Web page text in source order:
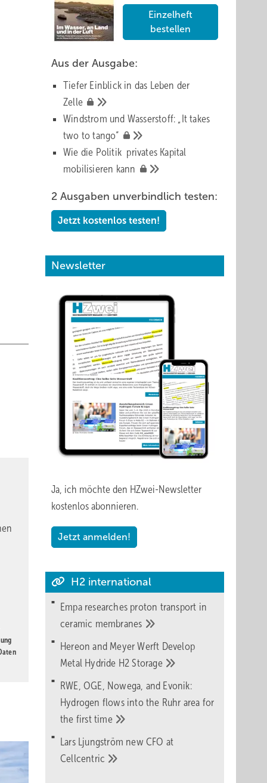
Einzelheft
bestellen
Aus der Ausgabe:
Tiefer Einblick in das Leben der
Zelle
Windstrom und Wasserstoff: „It takes
two totango“
Wie die Politik privates Kapital
mobilisieren kann
2 Ausgaben unverbindlich testen:
Jetzt kostenlos testen!
Newsletter
Ja, ich möchte den HZwei-Newsletter
kostenlos abonnieren.
Jetzt anmelden!
H2 international
Empa researches proton transport in
ceramic membranes
Hereon and Meyer Werft Develop
Metal Hydride H2Storage
RWE, OGE, Nowega, and Evonik:
Hydrogen flows into the Ruhr area for
the firsttime
Lars Ljungström new CFO at
Cellcentric